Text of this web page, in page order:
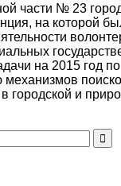
части № 23
на которой
на 2015 год по
городской и